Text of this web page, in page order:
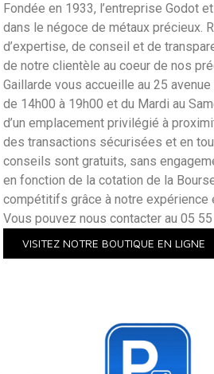
Fondée en 1933, l’entreprise Godot
dans le négoce de métaux précieux.
d’expertise, de conseil et de
de notre clientèle au coeur de nos
Gaillarde vous accueille au 25
de 14h00 à 19h00 et du Mardi au
d’un emplacement privilégié à
des transactions sécurisées et en
conseils sont gratuits, sans
en fonction de la cotation de la
compétitifs grâce à notre expérience
Vous pouvez nous contacter au 05
VISITEZ NOTRE BOUTIQUE EN LIGNE